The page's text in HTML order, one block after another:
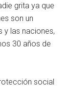
grita ya que
son un
y las naciones,
30 años de
social